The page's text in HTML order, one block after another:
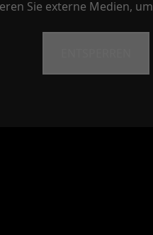
Sie externe Medien,